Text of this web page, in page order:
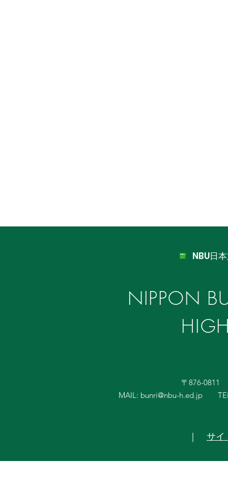
NBU日
NIPPON
〒876-0811
MAIL: bunri@nbu-h.ed.jp
｜ サイ